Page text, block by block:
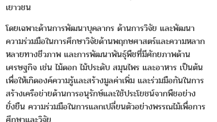
เยาวชน
โดยเฉพาะด้านการพัฒนาบุคลากร ด้านการวิจัย และพัฒนา
ความร่วมมือในการศึกษาวิจัยด้านพฤกษศาสตร์และความหลาก
หลายทางชีวภาพ และการพัฒนาพันธุ์พืชที่มีศักยภาพด้าน
เศรษฐกิจ เช่น ไม้ดอก ไม้ประดับ สมุนไพร และอาหาร เป็นต้น
เพื่อให้เกิดองค์ความรู้และสร้างมูลค่าเพิ่ม และร่วมมือกันในการ
สร้างเครือข่ายด้านการอนุรักษ์และใช้ประโยชน์จากพืชอย่าง
ยั่งยืน ความร่วมมือในการแลกเปลี่ยนตัวอย่างพรรณไม้เพื่อการ